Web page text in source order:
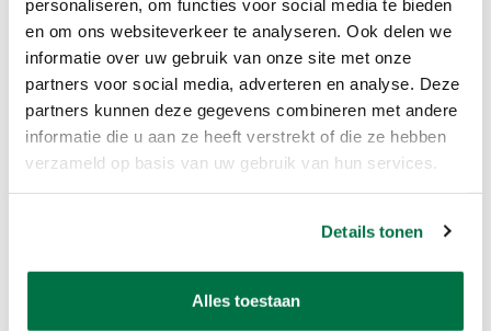
personaliseren, om functies voor social media te bieden
en om ons websiteverkeer te analyseren. Ook delen we
informatie over uw gebruik van onze site met onze
partners voor social media, adverteren en analyse. Deze
partners kunnen deze gegevens combineren met andere
informatie die u aan ze heeft verstrekt of die ze hebben
verzameld op basis van uw gebruik van hun services.
Details tonen
Alles toestaan
Van den Broek Biljarts staat voor kwaliteit, vakmanschap en service.
Van den Broek Biljarts
Nederland
app ons op 036-5374054